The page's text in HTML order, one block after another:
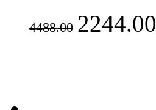
4488.00 2244.00